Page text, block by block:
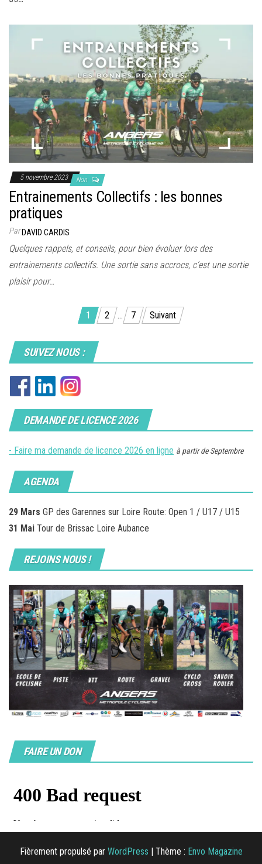
5 novembre 2023 Non
Entrainements Collectifs : les bonnes
pratiques
ParDAVID CARDIS
Quelques rappels, et conseils, pour bien évoluer lors des
entrainements collectifs. Une sortie sans accrocs, c’est une sortie
plaisir pour…
Pagination
publications
1 2 … 7 Suivant
SUIVEZ NOUS :
DEMANDE DE LICENCE 2026
- Faire ma demande de licence 2026 en ligne à partir de Septembre
AGENDA
29 Mars GP des Garennes sur Loire Route: Open 1 / U17 / U15
31 Mai Tour de Brissac Loire Aubance
REJOINS NOUS !
FAIRE UN DON
Fièrement propulsé par WordPress | Thème : Envo Magazine